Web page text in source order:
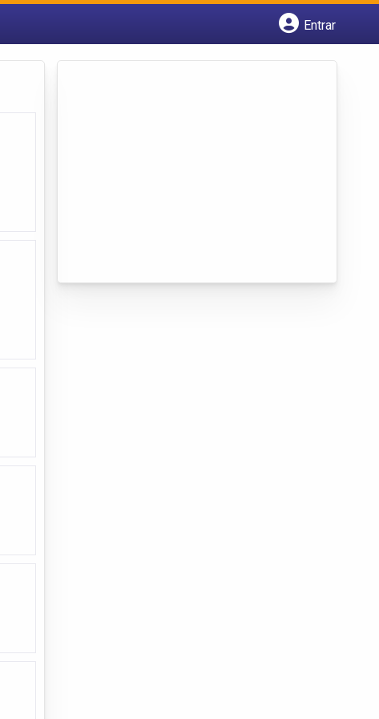
Entrar